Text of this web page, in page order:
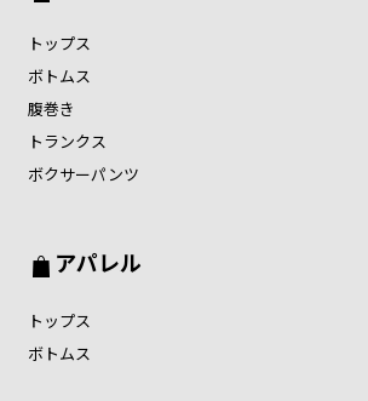
トップス
ボトムス
腹巻き
トランクス
ボクサーパンツ
アパレル
トップス
ボトムス